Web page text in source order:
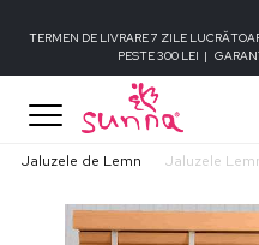
TERMEN DE LIVRARE 7 ZILE
PESTE 300 LEI |
Jaluzele de Lemn Jaluzele